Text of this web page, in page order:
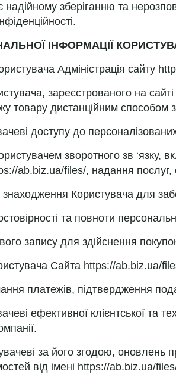
надійному зберіганню та
ІНФОРМАЦІЇ
Адміністрація сайту
зареєстрованого на
товару дистанційним
доступу до
зворотного зв
ab.biz.ua/files/, надання послуг,
Користувача для
та повноти
запису для здійснення
Сайта https://ab.biz.ua/
платежів, підтвердження
ефективної клієнтської та
за його згодою, оновлень
від імені https://ab.biz.ua/